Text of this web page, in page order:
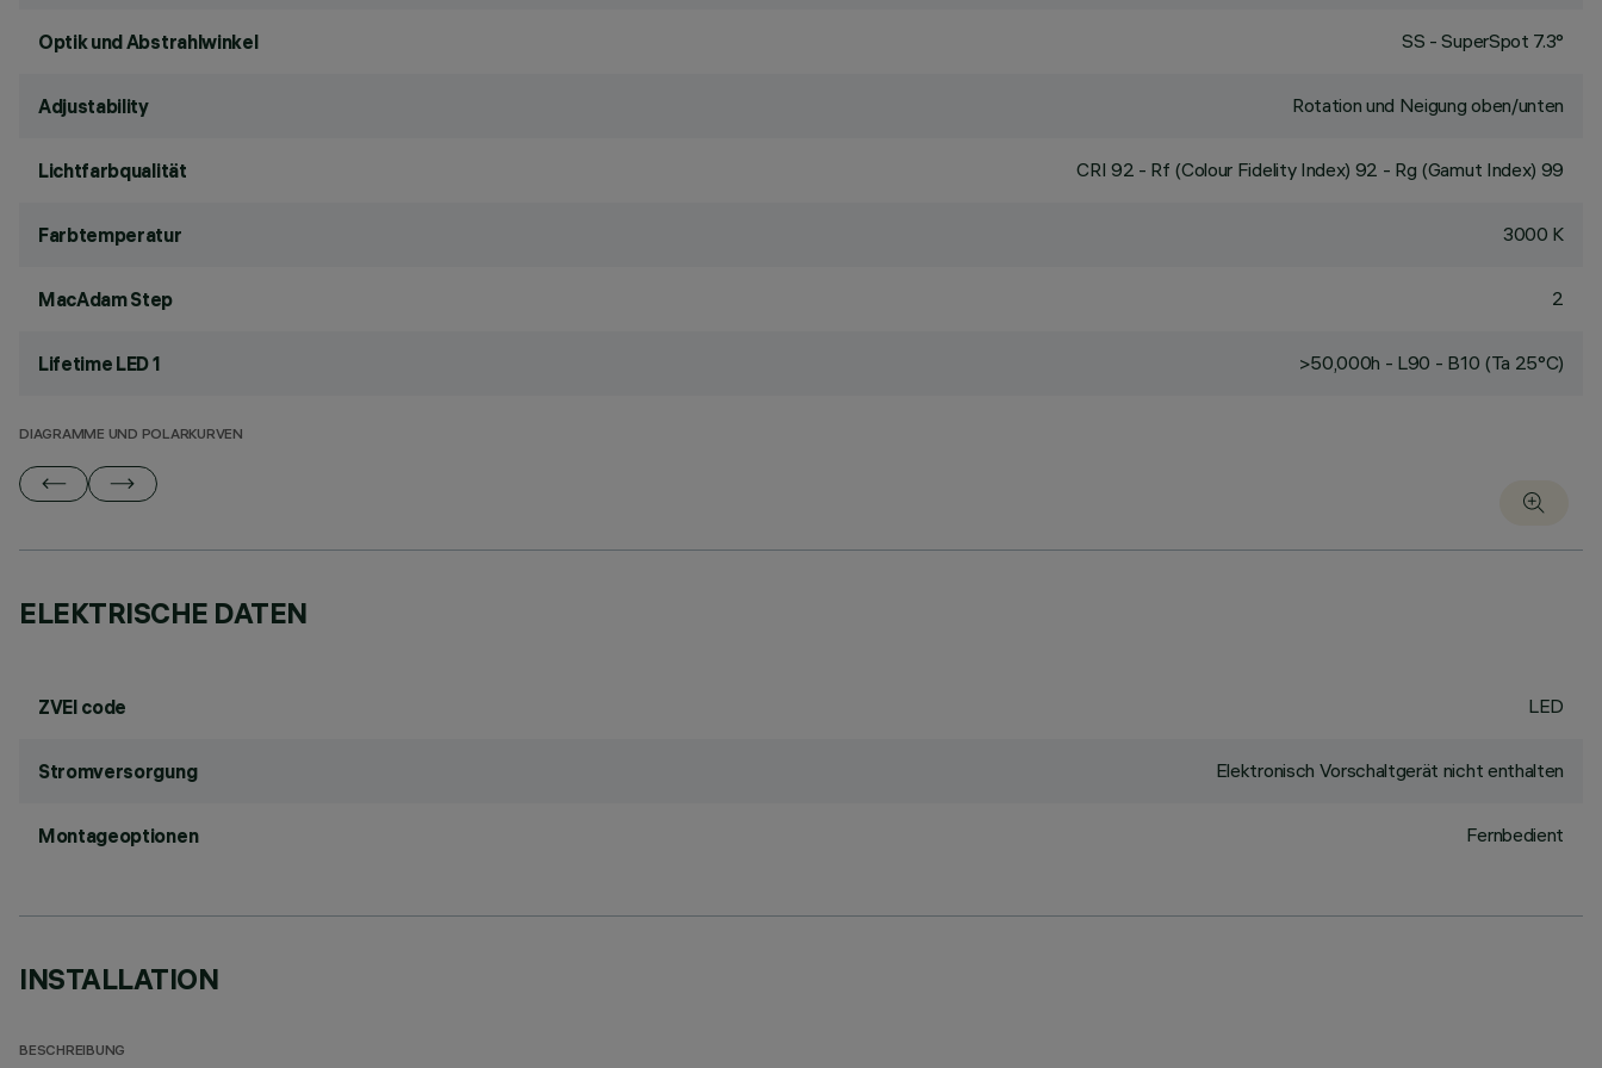
Optik und Abstrahlwinkel SS - SuperSpot 7.3°
Adjustability Rotation und Neigung oben/unten
Lichtfarbqualität CRI 92 - Rf (Colour Fidelity Index) 92 - Rg (Gamut Index) 99
Farbtemperatur 3000 K
MacAdam Step 2
Lifetime LED 1 >50,000h - L90 - B10 (Ta 25°C)
DIAGRAMME UND POLARKURVEN
ELEKTRISCHE DATEN
ZVEI code LED
Stromversorgung Elektronisch Vorschaltgerät nicht enthalten
Montageoptionen Fernbedient
INSTALLATION
BESCHREIBUNG